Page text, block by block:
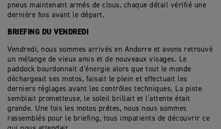
pneus maintenant armés de clous, chaque détail vérifié une
dernière fois avant le départ.
BRIEFING DU VENDREDI
Vendredi, nous sommes arrivés en Andorre et avons retrouvé
un mélange de vieux amis et de nouveaux visages. Le
paddock bourdonnait d’énergie alors que tout le monde
déchargeait ses motos, faisait le plein et effectuait les
derniers réglages avant les contrôles techniques. La piste
semblait prometteuse, le soleil brillait et l’attente était
grande. Une fois les motos prêtes, nous nous sommes
rassemblés pour le briefing, tous impatients de découvrir ce